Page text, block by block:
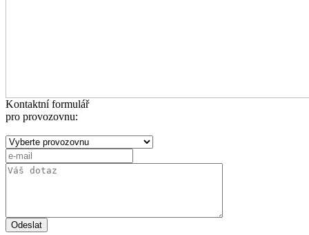
Kontaktní formulář
pro provozovnu:
Odeslat